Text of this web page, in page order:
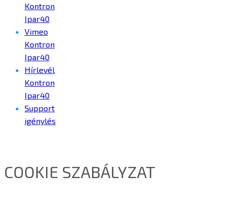
Kontron
Ipar40
Vimeo
Kontron
Ipar40
Hírlevél
Kontron
Ipar40
Support
igénylés
COOKIE SZABÁLYZAT